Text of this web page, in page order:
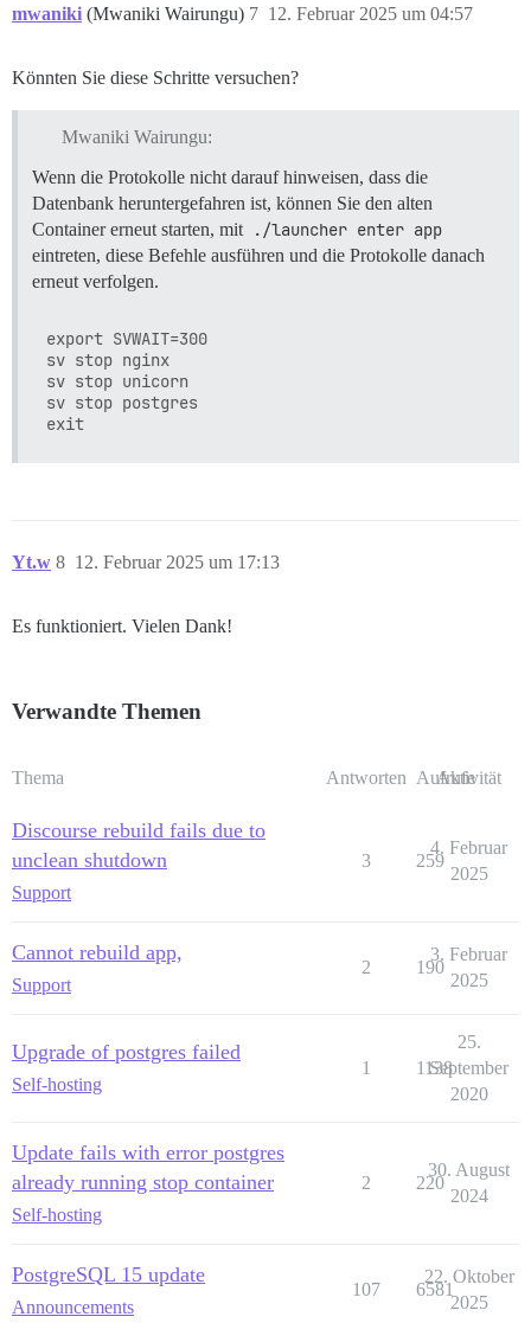
Bitte besuchen Sie https://meta.discourse.org/t/
FAILED
--------------------
Pups::ExecError: if [ -f /root/install_postgres ];
/root/install_postgres &amp;&amp; rm -f /root/
elif [ -e /shared/postgres_run/.s.PGSQL.5432 ]; then
socat /dev/null UNIX-CONNECT:/shared/
fi
failed with return #<Process::Status: pid 18 exit 1>
exec failed with the params {"tag"=>"db",
bootstrap failed with exit code 1
** FAILED TO BOOTSTRAP ** please scroll up and
./discourse-doctor may help diagnose the problem.
mwaniki (Mwaniki Wairungu) 12. Februar 2025 um 04:57
7
Könnten Sie diese Schritte versuchen?
Mwaniki Wairungu:
Wenn die Protokolle nicht darauf hinweisen, dass die
Datenbank heruntergefahren ist, können Sie den alten
Container erneut starten, mit
./launcher enter app
eintreten, diese Befehle ausführen und die Protokolle danach
erneut verfolgen.
export SVWAIT=300
sv stop nginx
sv stop unicorn
sv stop postgres
Yt.w 12. Februar 2025 um 17:13
8
Es funktioniert. Vielen Dank!
Verwandte Themen
Thema Antworten Aufrufe
Aktivität
Discourse rebuild fails due to
unclean shutdown
Support
3 259
4. Februar
2025
Cannot rebuild app,
Support
2 190
3. Februar
2025
Upgrade of postgres failed
Self-hosting
1 1138
25.
September
2020
Update fails with error postgres
already running stop container
Self-hosting
2 220
30. August
2024
PostgreSQL 15 update
Announcements
107 6581
22. Oktober
2025